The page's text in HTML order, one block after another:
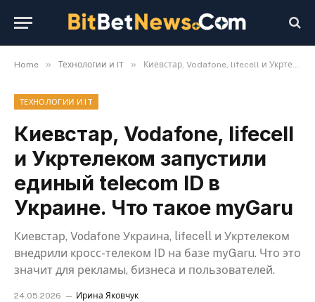
Home » Технологии и IT » Киевстар, Vodafone, lifecell и Укртелеком запустили единый telecom ID в Украине. Что такое myGaru
ТЕХНОЛОГИИ И IT
Киевстар, Vodafone, lifecell
и Укртелеком запустили
единый telecom ID в
Украине. Что такое myGaru
Киевстар, Vodafone Украина, lifecell и Укртелеком
внедрили кросс-телеком ID на базе myGaru. Что это
значит для рекламы, бизнеса и пользователей.
24.05.2026 Ирина Яковчук